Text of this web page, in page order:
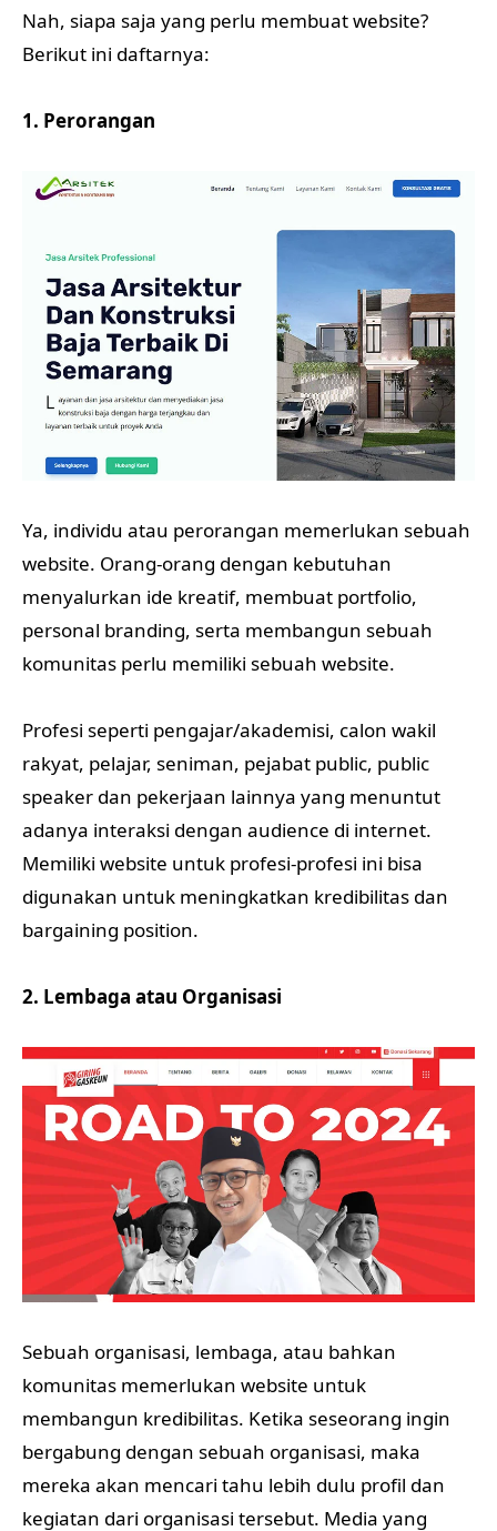
Nah, siapa saja yang perlu membuat website?
Berikut ini daftarnya:
1. Perorangan
Ya, individu atau perorangan memerlukan sebuah
website. Orang-orang dengan kebutuhan
menyalurkan ide kreatif, membuat portfolio,
personal branding, serta membangun sebuah
komunitas perlu memiliki sebuah website.
Profesi seperti pengajar/akademisi, calon wakil
rakyat, pelajar, seniman, pejabat public, public
speaker dan pekerjaan lainnya yang menuntut
adanya interaksi dengan audience di internet.
Memiliki website untuk profesi-profesi ini bisa
digunakan untuk meningkatkan kredibilitas dan
bargaining position.
2. Lembaga atau Organisasi
Sebuah organisasi, lembaga, atau bahkan
komunitas memerlukan website untuk
membangun kredibilitas. Ketika seseorang ingin
bergabung dengan sebuah organisasi, maka
mereka akan mencari tahu lebih dulu profil dan
kegiatan dari organisasi tersebut. Media yang